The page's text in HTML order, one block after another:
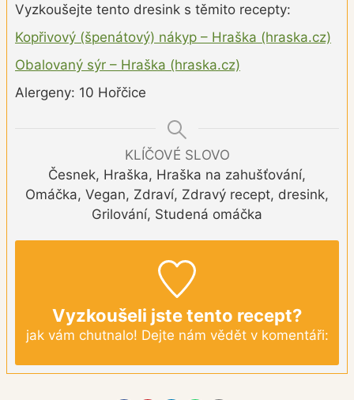
Vyzkoušejte tento dresink s těmito recepty:
Kopřivový (špenátový) nákyp – Hraška (hraska.cz)
Obalovaný sýr – Hraška (hraska.cz)
Alergeny: 10 Hořčice
KLÍČOVÉ SLOVO
Česnek, Hraška, Hraška na zahušťování,
Omáčka, Vegan, Zdraví, Zdravý recept, dresink,
Grilování, Studená omáčka
Vyzkoušeli jste tento recept?
jak vám chutnalo! Dejte nám vědět v komentáři: